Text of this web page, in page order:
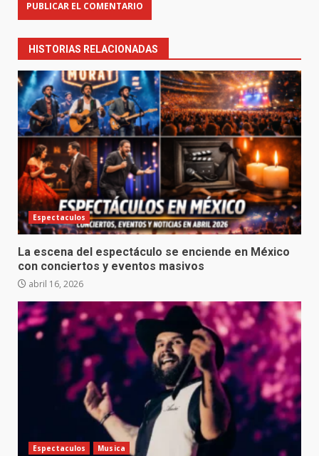
HISTORIAS RELACIONADAS
Espectaculos
La escena del espectáculo se enciende en México
con conciertos y eventos masivos
abril 16, 2026
Espectaculos Musica